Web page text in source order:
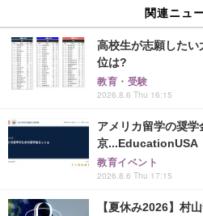
関連ニュ
高校生が志願した
位は?
教育・受験
2026.8.6 Thu 16:15
アメリカ留学の奨
京...EducationUSA
教育イベント
2026.8.6 Thu 17:15
【夏休み2026】村